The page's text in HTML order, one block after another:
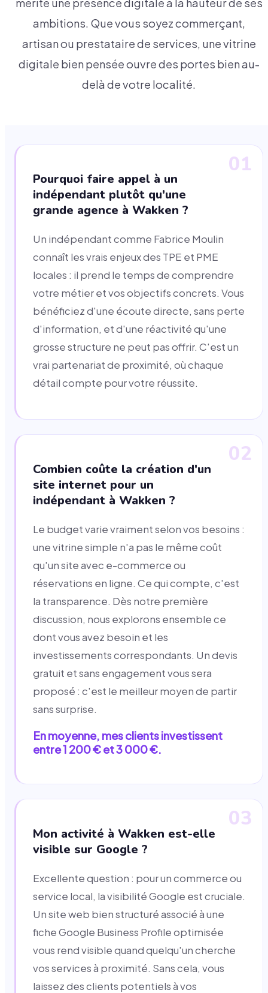
mérite une présence digitale à la hauteur de ses
ambitions. Que vous soyez commerçant,
artisan ou prestataire de services, une vitrine
digitale bien pensée ouvre des portes bien au-
delà de votre localité.
01
Pourquoi faire appel à un
indépendant plutôt qu'une
grande agence à Wakken ?
Un indépendant comme Fabrice Moulin
connaît les vrais enjeux des TPE et PME
locales : il prend le temps de comprendre
votre métier et vos objectifs concrets. Vous
bénéficiez d'une écoute directe, sans perte
d'information, et d'une réactivité qu'une
grosse structure ne peut pas offrir. C'est un
vrai partenariat de proximité, où chaque
détail compte pour votre réussite.
02
Combien coûte la création d'un
site internet pour un
indépendant à Wakken ?
Le budget varie vraiment selon vos besoins :
une vitrine simple n'a pas le même coût
qu'un site avec e-commerce ou
réservations en ligne. Ce qui compte, c'est
la transparence. Dès notre première
discussion, nous explorons ensemble ce
dont vous avez besoin et les
investissements correspondants. Un devis
gratuit et sans engagement vous sera
proposé : c'est le meilleur moyen de partir
sans surprise.
En moyenne, mes clients investissent
entre 1 200 € et 3 000 €.
03
Mon activité à Wakken est-elle
visible sur Google ?
Excellente question : pour un commerce ou
service local, la visibilité Google est cruciale.
Un site web bien structuré associé à une
fiche Google Business Profile optimisée
vous rend visible quand quelqu'un cherche
vos services à proximité. Sans cela, vous
laissez des clients potentiels à vos